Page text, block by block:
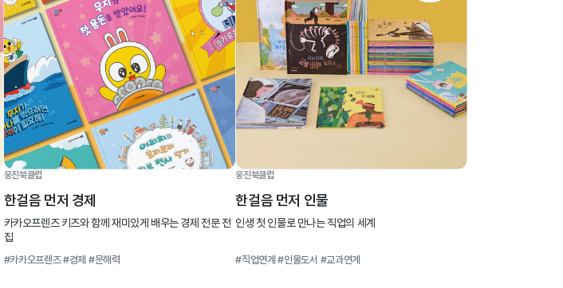
웅진북클럽
한걸음 먼저 경제
카카오프렌즈 키즈와 함께 재미있게 배우는 경제 전문 전
집
#카카오프렌즈#경제 #문해력
웅진북클럽
한걸음 먼저 인물
인생 첫 인물로 만나는 직업의 세계
#직업연계 #인물도서 #교과연계